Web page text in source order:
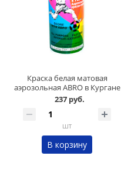
Краска белая матовая
аэрозольная ABRO в Кургане
237 руб.
шт
В корзину